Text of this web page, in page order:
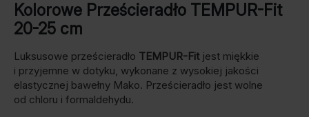
Kolorowe Prześcieradło TEMPUR-Fit
20-25 cm
Luksusowe prześcieradło TEMPUR-Fitjest miękkie
i przyjemne w dotyku, wykonane z wysokiej jakości
elastycznej bawełny Mako. Prześcieradło jest wolne
od chloru i formaldehydu.